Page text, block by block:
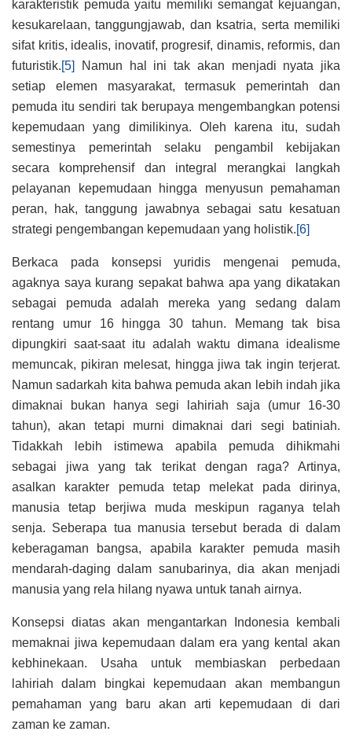
karakteristik pemuda yaitu memiliki semangat kejuangan,
kesukarelaan, tanggungjawab, dan ksatria, serta memiliki
sifat kritis, idealis, inovatif, progresif, dinamis, reformis, dan
futuristik.[5]
Namun hal ini tak akan menjadi nyata jika
setiap elemen masyarakat, termasuk pemerintah dan
pemuda itu sendiri tak berupaya mengembangkan potensi
kepemudaan yang dimilikinya. Oleh karena itu, sudah
semestinya pemerintah selaku pengambil kebijakan
secara komprehensif dan integral merangkai langkah
pelayanan kepemudaan hingga menyusun pemahaman
peran, hak, tanggung jawabnya sebagai satu kesatuan
strategi pengembangan kepemudaan yang holistik.[6]
Berkaca pada konsepsi yuridis mengenai pemuda,
agaknya saya kurang sepakat bahwa apa yang dikatakan
sebagai pemuda adalah mereka yang sedang dalam
rentang umur 16 hingga 30 tahun. Memang tak bisa
dipungkiri saat-saat itu adalah waktu dimana idealisme
memuncak, pikiran melesat, hingga jiwa tak ingin terjerat.
Namun sadarkah kita bahwa pemuda akan lebih indah jika
dimaknai bukan hanya segi lahiriah saja (umur 16-30
tahun), akan tetapi murni dimaknai dari segi batiniah.
Tidakkah lebih istimewa apabila pemuda dihikmahi
sebagai jiwa yang tak terikat dengan raga? Artinya,
asalkan karakter pemuda tetap melekat pada dirinya,
manusia tetap berjiwa muda meskipun raganya telah
senja. Seberapa tua manusia tersebut berada di dalam
keberagaman bangsa, apabila karakter pemuda masih
mendarah-daging dalam sanubarinya, dia akan menjadi
manusia yang rela hilang nyawa untuk tanah airnya.
Konsepsi diatas akan mengantarkan Indonesia kembali
memaknai jiwa kepemudaan dalam era yang kental akan
kebhinekaan. Usaha untuk membiaskan perbedaan
lahiriah dalam bingkai kepemudaan akan membangun
pemahaman yang baru akan arti kepemudaan di dari
zaman ke zaman.